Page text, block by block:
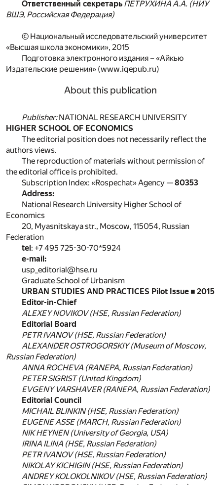
Ответственный секретарь ПЕТРУХИНА А.А. (НИУ
ВШЭ, Российская Федерация)
© Национальный исследовательский университет
«Высшая школа экономики», 2015
Подготовка электронного издания – «Айкью
Издательские решения» (www.iqepub.ru)
About this publication
Publisher:NATIONAL RESEARCH UNIVERSITY
HIGHER SCHOOL OF ECONOMICS
The editorial position does not necessarily reflect the
authors views.
The reproduction of materials without permission of
the editorial office is prohibited.
Subscription Index: «Rospechat» Agency —80353
Address:
National Research University Higher School of
Economics
20, Myasnitskaya str., Moscow, 115054, Russian
Federation
tel : +7 495 725-30-70*5924
e-mail:
usp_editorial@hse.ru
Graduate School of Urbanism
URBAN STUDIES AND PRACTICES Pilot Issue ■ 2015
Editor-in-Chief
ALEXEY NOVIKOV (HSE, Russian Federation)
Editorial Board
PETR IVANOV (HSE, Russian Federation)
ALEXANDER OSTROGORSKIY (Museum of Moscow,
Russian Federation)
ANNA ROCHEVA (RANEPA, Russian Federation)
PETER SIGRIST (United Kingdom)
EVGENY VARSHAVER (RANEPA, Russian Federation)
Editorial Council
MICHAIL BLINKIN (HSE, Russian Federation)
EUGENE ASSE (MARCH, Russian Federation)
NIK HEYNEN (University of Georgia, USA)
IRINA ILINA (HSE, Russian Federation)
PETR IVANOV (HSE, Russian Federation)
NIKOLAY KICHIGIN (HSE, Russian Federation)
ANDREY KOLOKOLNIKOV (HSE, Russian Federation)